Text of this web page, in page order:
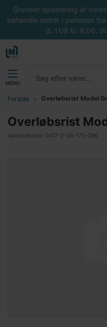
Grundet opdatering af
behandle ordrer i perioden
d. 11/8 kl. 8.00.
MENU
Forside Overløbsrist Model
Overløbsrist
Varenummer: 0417-2-35-175-286